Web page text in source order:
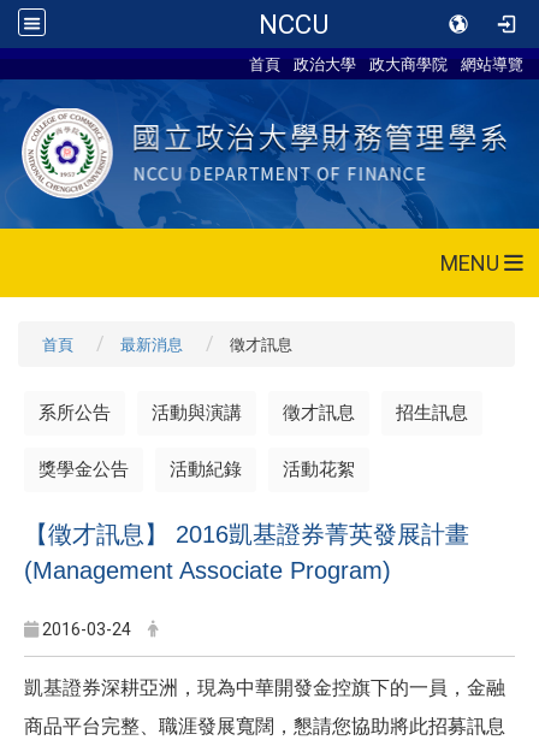
NCCU
首頁 政治大學 政大商學院 網站導覽
MENU
首頁 最新消息 徵才訊息
系所公告 活動與演講 徵才訊息 招生訊息
獎學金公告 活動紀錄 活動花絮
【徵才訊息】 2016凱基證券菁英發展計畫
(Management Associate Program)
2016-03-24
凱基證券深耕亞洲，現為中華開發金控旗下的一員，金融
商品平台完整、職涯發展寬闊，懇請您協助將此招募訊息